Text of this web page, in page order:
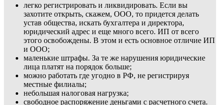
легко регистрировать и ликвидировать. Если вы
захотите открыть, скажем, ООО, то придется делать
устав общества, искать бухгалтера и директора,
юридический адрес и еще много всего. ИП от всего
этого освобождены. В этом и есть основное отличие ИП
и ООО;
маленькие штрафы. За те же нарушения юридические
лица платят на порядок больше;
можно работать где угодно в РФ, не регистрируя
местные филиалы;
небольшая налоговая нагрузка;
свободное распоряжение деньгами с расчетного счета.